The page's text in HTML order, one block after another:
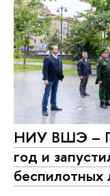
НИУ ВШЭ –
год и
беспилотных